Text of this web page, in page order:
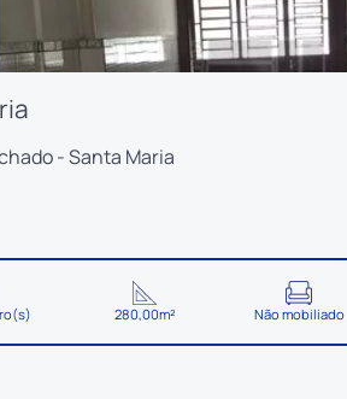
- Santa Maria
280,00m² Não mobiliado